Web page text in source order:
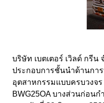
บริษัท เบตเตอร์ เวิลด์ กรี
ประกอบการชั้นนำด้านกา
อุตสาหกรรมแบบครบวงจ
BWG25OA บางส่วนก่อน